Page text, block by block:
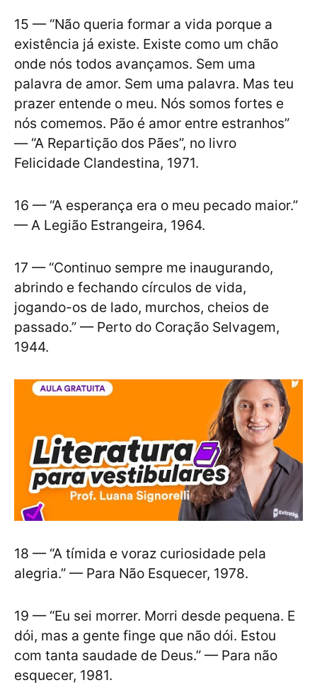
15 — “Não queria formar a vida porque a
existência já existe. Existe como um chão
onde nós todos avançamos. Sem uma
palavra de amor. Sem uma palavra. Mas teu
prazer entende o meu. Nós somos fortes e
nós comemos. Pão é amor entre estranhos”
— “A Repartição dos Pães”, no livro
Felicidade Clandestina, 1971.
16 — “A esperança era o meu pecado maior.”
— A Legião Estrangeira, 1964.
17 — “Continuo sempre me inaugurando,
abrindo e fechando círculos de vida,
jogando-os de lado, murchos, cheios de
passado.” — Perto do Coração Selvagem,
1944.
18 — “A tímida e voraz curiosidade pela
alegria.” — Para Não Esquecer, 1978.
19 — “Eu sei morrer. Morri desde pequena. E
dói, mas a gente finge que não dói. Estou
com tanta saudade de Deus.” — Para não
esquecer, 1981.